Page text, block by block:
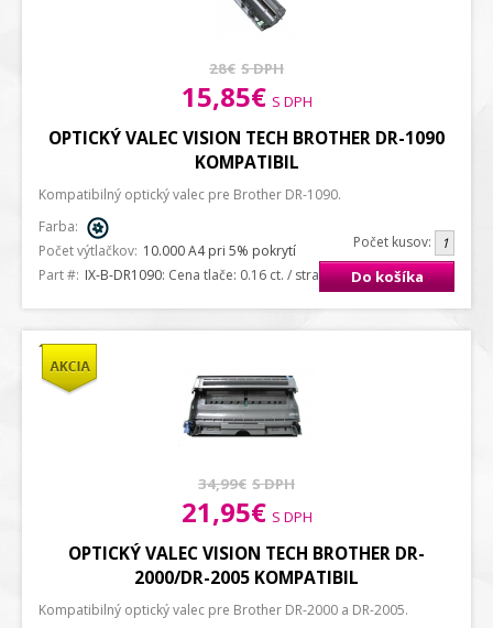
28€ S DPH
15,85€ S DPH
Počet kusov:
Do košíka
OPTICKÝ VALEC VISION TECH BROTHER DR-1090
KOMPATIBIL
Kompatibilný optický valec pre Brother DR-1090.
Farba:
Počet výtlačkov: 10.000 A4 pri 5% pokrytí
Part #: IX-B-DR1090: Cena tlače: 0.16 ct. / strana A4
34,99€ S DPH
21,95€ S DPH
OPTICKÝ VALEC VISION TECH BROTHER DR-
2000/DR-2005 KOMPATIBIL
Kompatibilný optický valec pre Brother DR-2000 a DR-2005.